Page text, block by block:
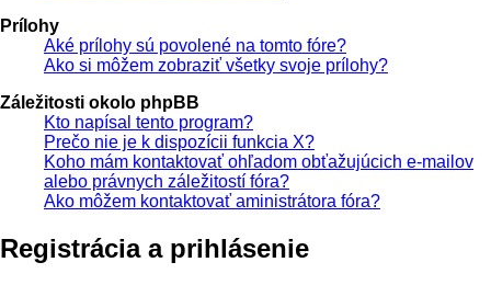
Prílohy
Aké prílohy sú povolené na tomto fóre?
Ako si môžem zobraziť všetky svoje prílohy?
Záležitosti okolo phpBB
Kto napísal tento program?
Prečo nie je k dispozícii funkcia X?
Koho mám kontaktovať ohľadom obťažujúcich e-mailov
alebo právnych záležitostí fóra?
Ako môžem kontaktovať aministrátora fóra?
Registrácia a prihlásenie